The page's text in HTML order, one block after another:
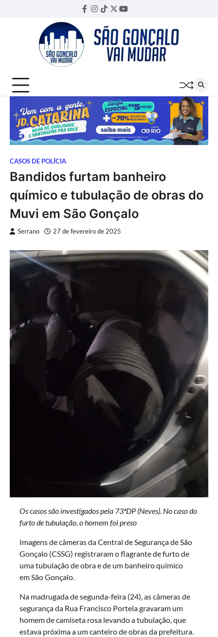
Facebook
Instagram
TikTok
TwitterYouTube
CASOS DE POLÍCIA
Bandidos furtam banheiro
químico e tubulação de obras do
Muvi em São Gonçalo
Serrano 27 de fevereiro de 2025
Os casos são investigados pela 73ªDP (Neves). No caso do
furto de tubulação, o homem foi preso
Imagens de câmeras da Central de Segurança de São
Gonçalo (CSSG) registraram o flagrante de furto de
uma tubulação de obra e de um banheiro químico
em São Gonçalo.
Na madrugada de segunda-feira (24), as câmeras de
segurança da Rua Francisco Portela gravaram um
homem de camiseta rosa levando a tubulação, que
estava próxima a um canteiro de obras da prefeitura.